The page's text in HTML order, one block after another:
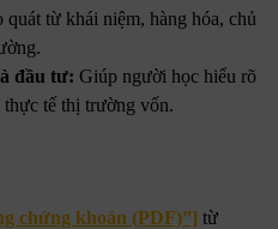
quát từ khái niệm, hàng hóa, chủ
đầu tư: Giúp người học hiểu rõ
thực tế thị trường vốn.
chứng khoán (PDF)”] từ